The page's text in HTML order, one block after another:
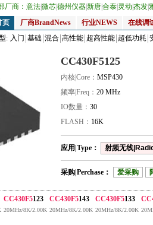
厂商： 意法微芯德州仪器新唐合泰 灵动 杰发
页
厂商BrandNews 行业NEWS 在线调
: 入门 基础 混合 高性能 超高性能 超低功耗
CC430F5125
内核|Core： MSP430
频率|Freq： 20 MHz
IO数量： 30
FLASH： 16K
应用|Type： 射频无线
采购|Perchase： 爱采购
CC430F5123
20MHz/8K/2.00K
CC430F5143
20MHz/8K/2.00K
CC430F5133
20MHz/8K/2.00K